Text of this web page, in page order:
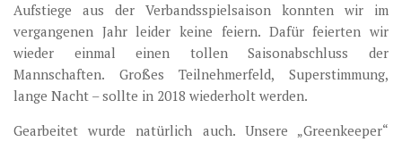
Aufstiege aus der Verbandsspielsaison konnten wir im
vergangenen Jahr leider keine feiern. Dafür feierten wir
wieder einmal einen tollen Saisonabschluss der
Mannschaften. Großes Teilnehmerfeld, Superstimmung,
lange Nacht – sollte in 2018 wiederholt werden.
Gearbeitet wurde natürlich auch. Unsere „Greenkeeper“